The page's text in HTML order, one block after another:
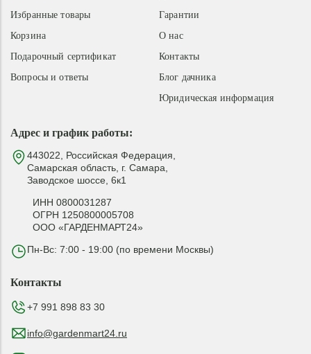
Адрес и график работы:
443022, Российская Федерация,
Самарская область, г. Самара,
Заводское шоссе, 6к1
ИНН 0800031287
ОГРН 1250800005708
ООО «ГАРДЕНМАРТ24»
Пн-Вс: 7:00 - 19:00 (по времени Москвы)
Гарантии
О нас
Контакты
Блог дачника
Юридическая информация
Избранные товары
Корзина
Подарочный сертификат
Вопросы и ответы
Контакты
+7 991 898 83 30
info@gardenmart24.ru